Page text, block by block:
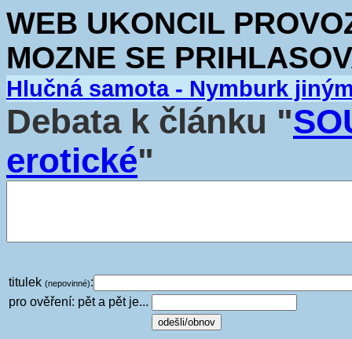
WEB UKONCIL
MOZNE SE
Hlučná samota - Nymburk
Debata k článku "
erotické"
titulek (nepovinné):
pro ověření: pět a pět je...